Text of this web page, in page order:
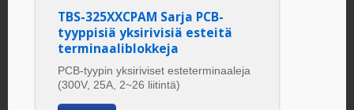
TBS-325XXCPAM Sarja PCB-
tyyppisiä yksirivisiä esteitä
terminaaliblokkeja
PCB-tyypin yksiriviset esteterminaaleja
(300V, 25A, 2~26 liitintä)